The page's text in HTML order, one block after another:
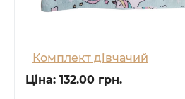
Комплект дівчачий
Ціна: 132.00 грн.